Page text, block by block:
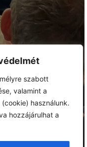
szabott
valamint a
használunk.
hozzájárulhat a